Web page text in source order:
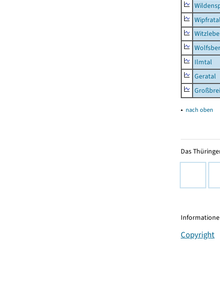
Ilmtal
Geratal
▴ nach oben
Das
Copyright